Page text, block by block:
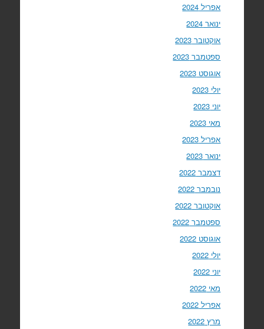
אפריל 2024
ינואר 2024
אוקטובר 2023
ספטמבר 2023
אוגוסט 2023
יולי 2023
יוני 2023
מאי 2023
אפריל 2023
ינואר 2023
דצמבר 2022
נובמבר 2022
אוקטובר 2022
ספטמבר 2022
אוגוסט 2022
יולי 2022
יוני 2022
מאי 2022
אפריל 2022
מרץ 2022